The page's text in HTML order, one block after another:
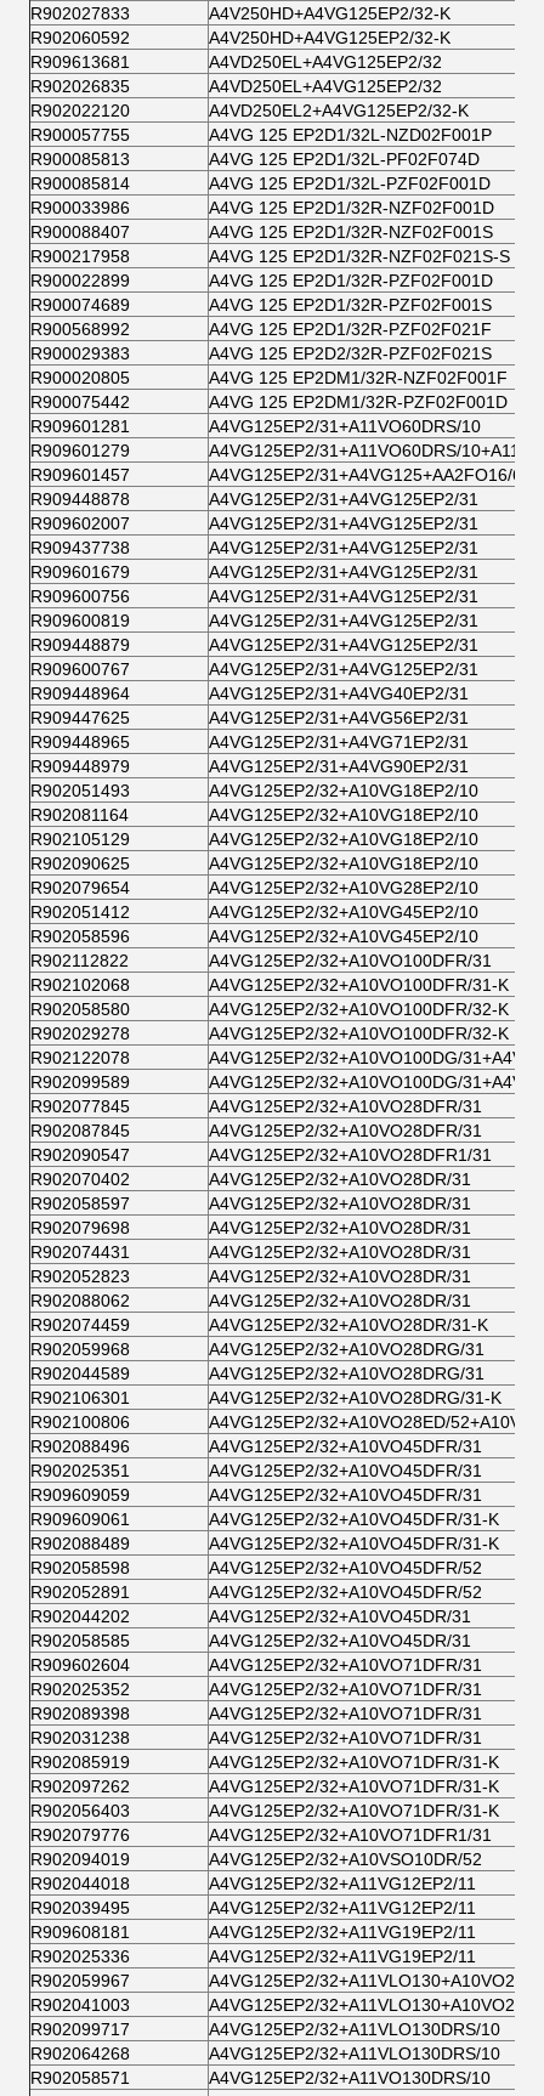
R902027833
A4V250HD+A4VG125EP2/32-K
R902060592
A4V250HD+A4VG125EP2/32-K
R909613681
A4VD250EL+A4VG125EP2/32
R902026835
A4VD250EL+A4VG125EP2/32
R902022120
A4VD250EL2+A4VG125EP2/32-K
R900057755
A4VG 125 EP2D1/32L-NZD02F001P
R900085813
A4VG 125 EP2D1/32L-PF02F074D
R900085814
A4VG 125 EP2D1/32L-PZF02F001D
R900033986
A4VG 125 EP2D1/32R-NZF02F001D
R900088407
A4VG 125 EP2D1/32R-NZF02F001S
R900217958
A4VG 125 EP2D1/32R-NZF02F021S-S
R900022899
A4VG 125 EP2D1/32R-PZF02F001D
R900074689
A4VG 125 EP2D1/32R-PZF02F001S
R900568992
A4VG 125 EP2D1/32R-PZF02F021F
R900029383
A4VG 125 EP2D2/32R-PZF02F021S
R900020805
A4VG 125 EP2DM1/32R-NZF02F001F
R900075442
A4VG 125 EP2DM1/32R-PZF02F001D
R909601281
A4VG125EP2/31+A11VO60DRS/10
R909601279
A4VG125EP2/31+A11VO60DRS/
R909601457
A4VG125EP2/31+A4VG125+AA2FO16/61
R909448878
A4VG125EP2/31+A4VG125EP2/31
R909602007
A4VG125EP2/31+A4VG125EP2/31
R909437738
A4VG125EP2/31+A4VG125EP2/31
R909601679
A4VG125EP2/31+A4VG125EP2/31
R909600756
A4VG125EP2/31+A4VG125EP2/31
R909600819
A4VG125EP2/31+A4VG125EP2/31
R909448879
A4VG125EP2/31+A4VG125EP2/31
R909600767
A4VG125EP2/31+A4VG125EP2/31
R909448964
A4VG125EP2/31+A4VG40EP2/31
R909447625
A4VG125EP2/31+A4VG56EP2/31
R909448965
A4VG125EP2/31+A4VG71EP2/31
R909448979
A4VG125EP2/31+A4VG90EP2/31
R902051493
A4VG125EP2/32+A10VG18EP2/10
R902081164
A4VG125EP2/32+A10VG18EP2/10
R902105129
A4VG125EP2/32+A10VG18EP2/10
R902090625
A4VG125EP2/32+A10VG18EP2/10
R902079654
A4VG125EP2/32+A10VG28EP2/10
R902051412
A4VG125EP2/32+A10VG45EP2/10
R902058596
A4VG125EP2/32+A10VG45EP2/10
R902112822
A4VG125EP2/32+A10VO100DFR/31
R902102068
A4VG125EP2/32+A10VO100DFR/31-K
R902058580
A4VG125EP2/32+A10VO100DFR/32-K
R902029278
A4VG125EP2/32+A10VO100DFR/32-K
R902122078
A4VG125EP2/32+A10VO100DG/
R902099589
A4VG125EP2/32+A10VO100DG/
R902077845
A4VG125EP2/32+A10VO28DFR/31
R902087845
A4VG125EP2/32+A10VO28DFR/31
R902090547
A4VG125EP2/32+A10VO28DFR1/31
R902070402
A4VG125EP2/32+A10VO28DR/31
R902058597
A4VG125EP2/32+A10VO28DR/31
R902079698
A4VG125EP2/32+A10VO28DR/31
R902074431
A4VG125EP2/32+A10VO28DR/31
R902052823
A4VG125EP2/32+A10VO28DR/31
R902088062
A4VG125EP2/32+A10VO28DR/31
R902074459
A4VG125EP2/32+A10VO28DR/31-K
R902059968
A4VG125EP2/32+A10VO28DRG/31
R902044589
A4VG125EP2/32+A10VO28DRG/31
R902106301
A4VG125EP2/32+A10VO28DRG/31-K
R902100806
A4VG125EP2/32+A10VO28ED/
R902088496
A4VG125EP2/32+A10VO45DFR/31
R902025351
A4VG125EP2/32+A10VO45DFR/31
R909609059
A4VG125EP2/32+A10VO45DFR/31
R909609061
A4VG125EP2/32+A10VO45DFR/31-K
R902088489
A4VG125EP2/32+A10VO45DFR/31-K
R902058598
A4VG125EP2/32+A10VO45DFR/52
R902052891
A4VG125EP2/32+A10VO45DFR/52
R902044202
A4VG125EP2/32+A10VO45DR/31
R902058585
A4VG125EP2/32+A10VO45DR/31
R909602604
A4VG125EP2/32+A10VO71DFR/31
R902025352
A4VG125EP2/32+A10VO71DFR/31
R902089398
A4VG125EP2/32+A10VO71DFR/31
R902031238
A4VG125EP2/32+A10VO71DFR/31
R902085919
A4VG125EP2/32+A10VO71DFR/31-K
R902097262
A4VG125EP2/32+A10VO71DFR/31-K
R902056403
A4VG125EP2/32+A10VO71DFR/31-K
R902079776
A4VG125EP2/32+A10VO71DFR1/31
R902094019
A4VG125EP2/32+A10VSO10DR/52
R902044018
A4VG125EP2/32+A11VG12EP2/11
R902039495
A4VG125EP2/32+A11VG12EP2/11
R909608181
A4VG125EP2/32+A11VG19EP2/11
R902025336
A4VG125EP2/32+A11VG19EP2/11
R902059967
A4VG125EP2/32+A11VLO130+A10VO28
R902041003
A4VG125EP2/32+A11VLO130+A10VO28
R902099717
A4VG125EP2/32+A11VLO130DRS/10
R902064268
A4VG125EP2/32+A11VLO130DRS/10
R902058571
A4VG125EP2/32+A11VO130DRS/10